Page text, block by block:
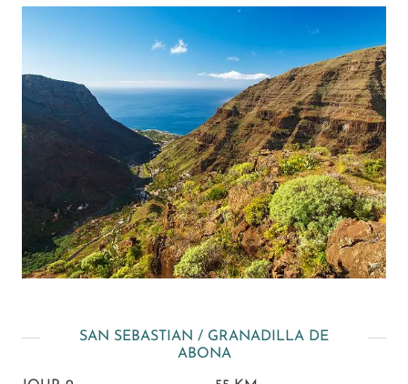
SAN SEBASTIAN / GRANADILLA DE
ABONA